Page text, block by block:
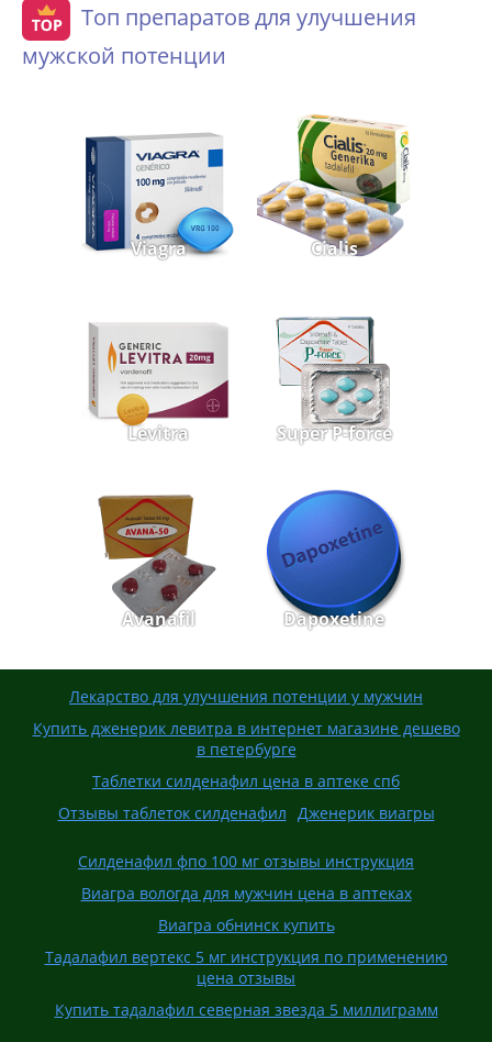
Топ препаратов для улучшения
мужской потенции
Viagra Cialis
Levitra Super P-force
Avanafil Dapoxetine
Лекарство для улучшения потенции у мужчин
Купить дженерик левитра в интернет магазине дешево
в петербурге
Таблетки силденафил цена в аптеке спб
Отзывы таблеток силденафил
Дженерик виагры
Силденафил фпо 100 мг отзывы инструкция
Виагра вологда для мужчин цена в аптеках
Виагра обнинск купить
Тадалафил вертекс 5 мг инструкция по применению
цена отзывы
Купить тадалафил северная звезда 5 миллиграмм